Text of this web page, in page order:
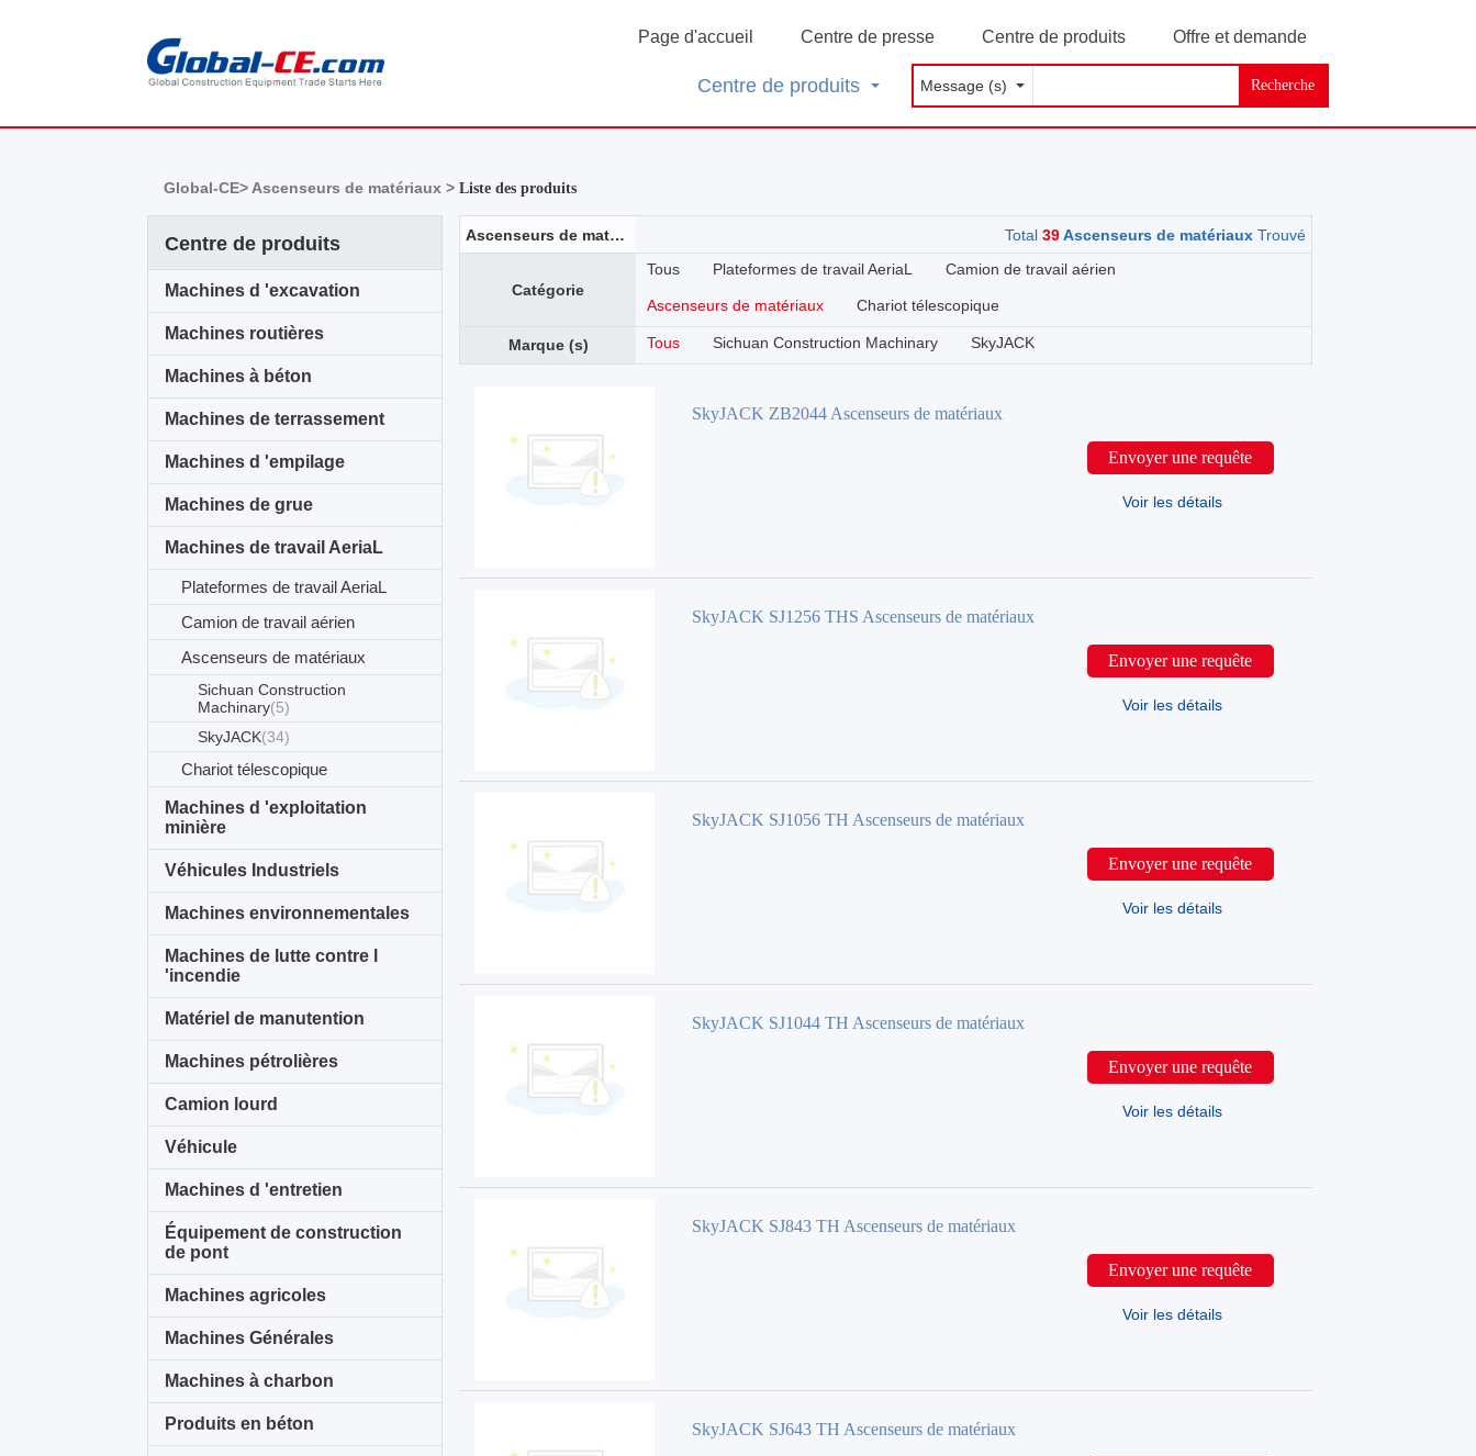
Page d'accueil Centre de presse Centre de produits Offre et demande
Recherche
Centre de produits
Global-CE> Ascenseurs de matériaux >Liste des produits
Centre de produits
Machines d 'excavation
Machines routières
Machines à béton
Machines de terrassement
Machines d 'empilage
Machines de grue
Machines de travail AeriaL
Plateformes de travail AeriaL
Camion de travail aérien
Ascenseurs de matériaux
Sichuan Construction
Machinary(5)
SkyJACK(34)
Chariot télescopique
Machines d 'exploitation
minière
Véhicules Industriels
Machines environnementales
Machines de lutte contre l
'incendie
Matériel de manutention
Machines pétrolières
Camion lourd
Véhicule
Machines d 'entretien
Équipement de construction
de pont
Machines agricoles
Machines Générales
Machines à charbon
Produits en béton
Ascenseurs de matériaux Total 39Ascenseurs de matériauxTrouvé
Catégorie
Tous Plateformes de travail AeriaL Camion de travail aérien
Ascenseurs de matériaux Chariot télescopique
Marque (s) Tous Sichuan Construction Machinary SkyJACK
SkyJACK ZB2044 Ascenseurs de matériaux
Envoyer une requête
Voir les détails
SkyJACK SJ1256 THS Ascenseurs de matériaux
Envoyer une requête
Voir les détails
SkyJACK SJ1056 TH Ascenseurs de matériaux
Envoyer une requête
Voir les détails
SkyJACK SJ1044 TH Ascenseurs de matériaux
Envoyer une requête
Voir les détails
SkyJACK SJ843 TH Ascenseurs de matériaux
Envoyer une requête
Voir les détails
SkyJACK SJ643 TH Ascenseurs de matériaux